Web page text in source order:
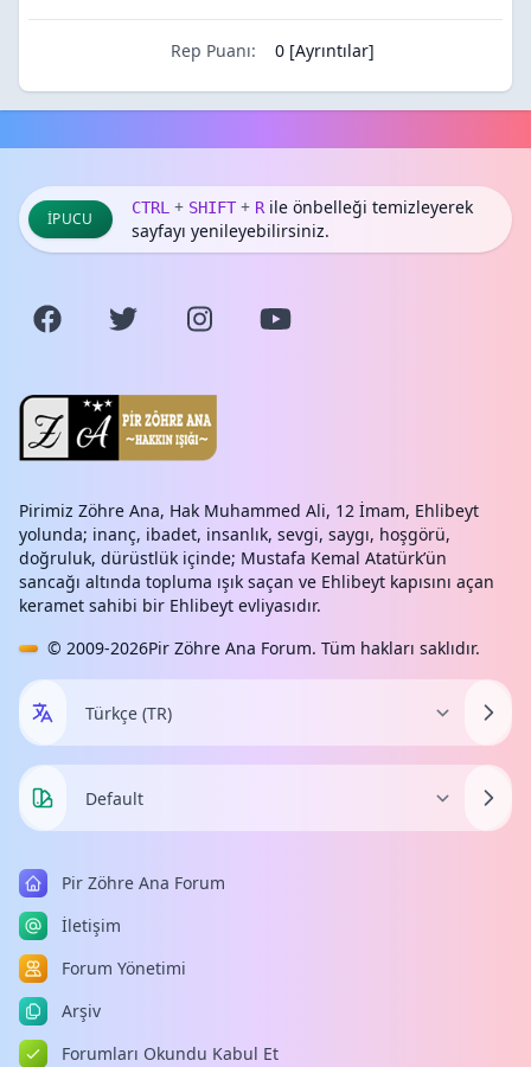
Rep Puanı: 0 [Ayrıntılar]
İPUCU
CTRL + SHIFT + Rile önbelleği temizleyerek
sayfayı yenileyebilirsiniz.
Pirimiz Zöhre Ana, Hak Muhammed Ali, 12 İmam, Ehlibeyt
yolunda; inanç, ibadet, insanlık, sevgi, saygı, hoşgörü,
doğruluk, dürüstlük içinde; Mustafa Kemal Atatürk’ün
sancağı altında topluma ışık saçan ve Ehlibeyt kapısını açan
keramet sahibi bir Ehlibeyt evliyasıdır.
© 2009-2026Pir Zöhre Ana Forum. Tüm hakları saklıdır.
Pir Zöhre Ana Forum
İletişim
Forum Yönetimi
Arşiv
Forumları Okundu Kabul Et